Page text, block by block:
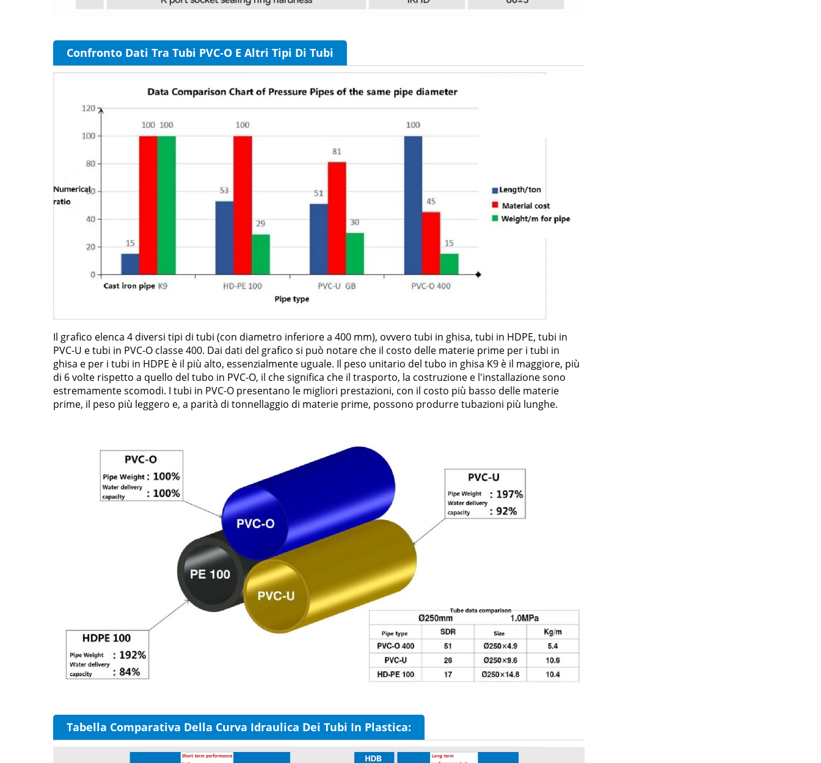
Confronto Dati Tra Tubi PVC-O E Altri Tipi Di Tubi
Il grafico elenca 4 diversi tipi di tubi (con diametro inferiore a 400 mm), ovvero tubi in ghisa, tubi in HDPE, tubi in
PVC-U e tubi in PVC-O classe 400. Dai dati del grafico si può notare che il costo delle materie prime per i tubi in
ghisa e per i tubi in HDPE è il più alto, essenzialmente uguale. Il peso unitario del tubo in ghisa K9 è il maggiore, più
di 6 volte rispetto a quello del tubo in PVC-O, il che significa che il trasporto, la costruzione e l'installazione sono
estremamente scomodi. I tubi in PVC-O presentano le migliori prestazioni, con il costo più basso delle materie
prime, il peso più leggero e, a parità di tonnellaggio di materie prime, possono produrre tubazioni più lunghe.
Tabella Comparativa Della Curva Idraulica Dei Tubi In Plastica: